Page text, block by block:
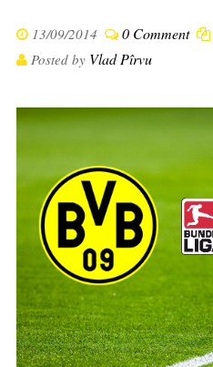
13/09/2014 0 Comment
Posted by Vlad Pîrvu